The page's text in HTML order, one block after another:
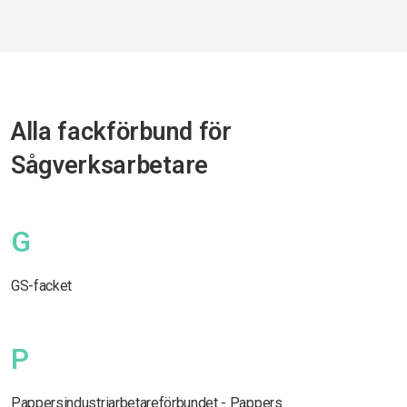
Alla fackförbund för
Sågverksarbetare
G
GS-facket
P
Pappersindustriarbetareförbundet - Pappers